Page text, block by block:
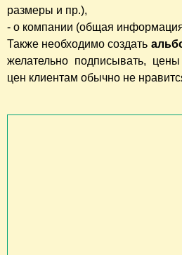
размеры и пр.),
- о компании (общая
Также необходимо создать
желательно подписывать, цены
цен клиентам обычно не